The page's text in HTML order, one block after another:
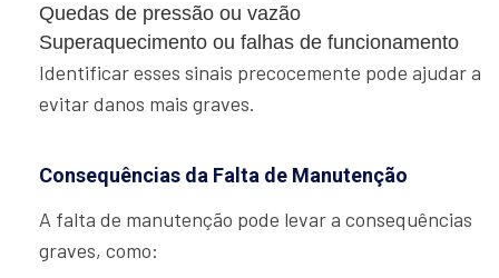
Quedas de pressão ou vazão
Superaquecimento ou falhas de funcionamento
Identificar esses sinais precocemente pode ajudar a
evitar danos mais graves.
Consequências da Falta de Manutenção
A falta de manutenção pode levar a consequências
graves, como: